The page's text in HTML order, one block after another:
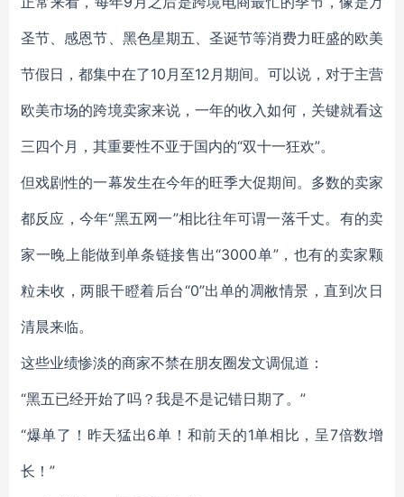
圣节、感恩节、黑色星期五、圣诞节等消费力旺盛的欧美
节假日，都集中在了10月至12月期间。可以说，对于主营
欧美市场的跨境卖家来说，一年的收入如何，关键就看这
三四个月，其重要性不亚于国内的“双十一狂欢”。
但戏剧性的一幕发生在今年的旺季大促期间。多数的卖家
都反应，今年“黑五网一”相比往年可谓一落千丈。有的卖
家一晚上能做到单条链接售出“3000单”，也有的卖家颗
粒未收，两眼干瞪着后台“0”出单的凋敝情景，直到次日
清晨来临。
这些业绩惨淡的商家不禁在朋友圈发文调侃道：
“黑五已经开始了吗？我是不是记错日期了。”
“爆单了！昨天猛出6单！和前天的1单相比，呈7倍数增
长！”